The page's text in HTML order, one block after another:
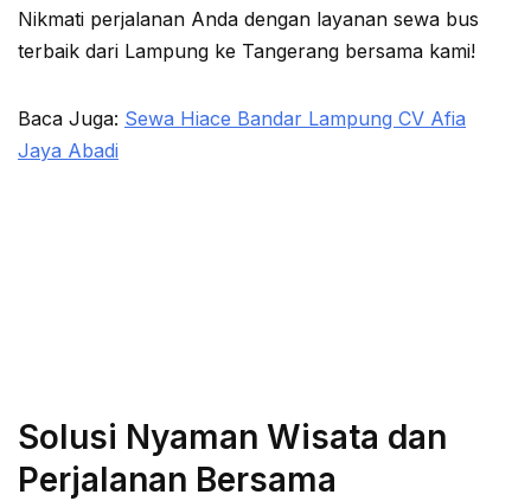
Nikmati perjalanan Anda dengan layanan sewa bus
terbaik dari Lampung ke Tangerang bersama kami!
Baca Juga: Sewa Hiace Bandar Lampung CV Afia
Jaya Abadi
Solusi Nyaman Wisata dan
Perjalanan Bersama